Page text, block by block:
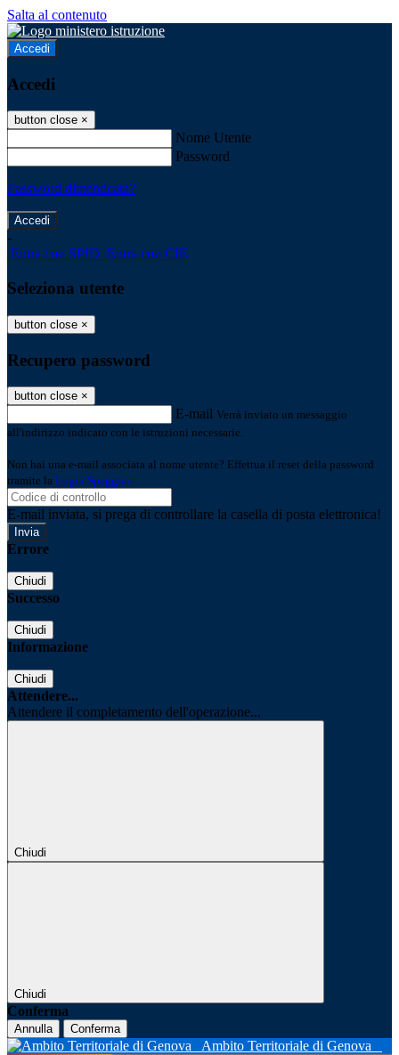
Salta al contenuto
Accedi
Accedi
button close ×
Nome Utente
Password
Password dimenticata?
-
Entra con SPID Entra con CIE
Seleziona utente
button close ×
Recupero password
button close ×
E-mail Verrà inviato un messaggio
all'indirizzo indicato con le istruzioni necessarie.
Non hai una e-mail associata al nome utente? Effettua il reset della password
tramite la Login Spaggiari
E-mail inviata, si prega di controllare la casella di posta elettronica!
Errore
Chiudi
Successo
Chiudi
Informazione
Chiudi
Attendere...
Attendere il completamento dell'operazione...
Chiudi
Chiudi
Conferma
Annulla Conferma
Ambito Territoriale di Genova